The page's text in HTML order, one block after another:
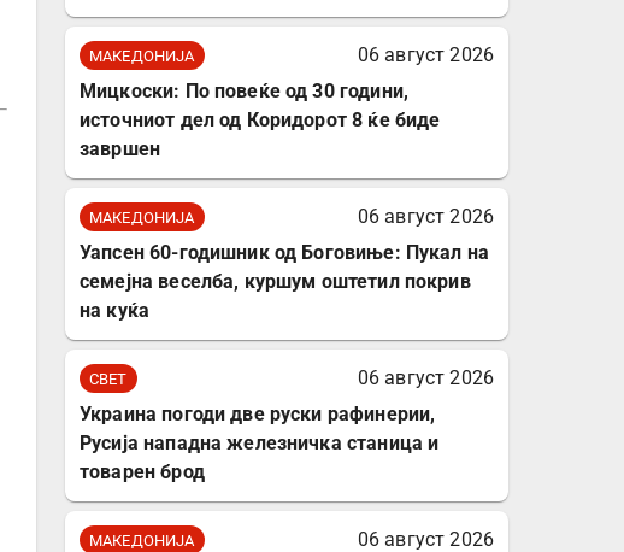
МАКЕДОНИЈА
06 август 2026
Мицкоски: По повеќе од 30 години,
источниот дел од Коридорот 8 ќе биде
завршен
МАКЕДОНИЈА
06 август 2026
Уапсен 60-годишник од Боговиње: Пукал на
семејна веселба, куршум оштетил покрив
на куќа
СВЕТ
06 август 2026
Украина погоди две руски рафинерии,
Русија нападна железничка станица и
товарен брод
МАКЕДОНИЈА
06 август 2026